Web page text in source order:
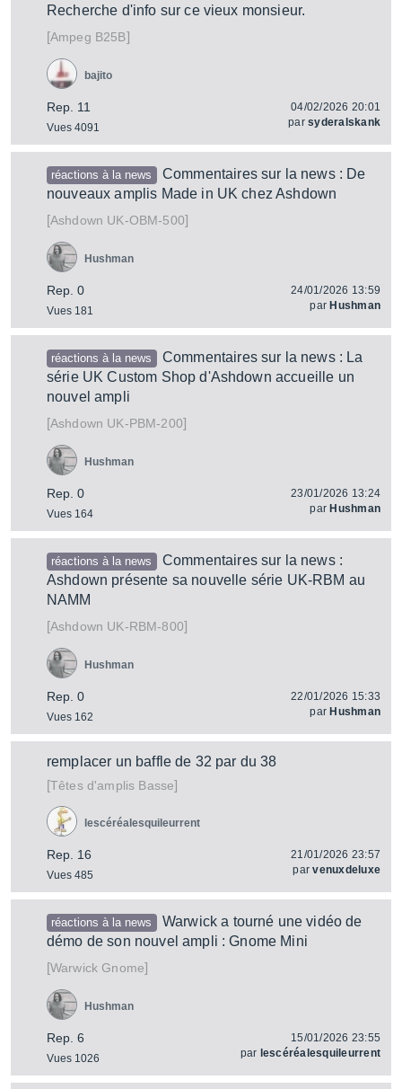
Recherche d'info sur ce vieux monsieur.
[Ampeg B25B]
Rep. 11
Vues 4091
bajito
04/02/2026 20:01
parsyderalskank
réactions à la news
Commentaires sur la news : De
nouveaux amplis Made in UK chez Ashdown
[Ashdown UK-OBM-500]
Rep. 0
Vues 181
Hushman
24/01/2026 13:59
par Hushman
réactions à la news
Commentaires sur la news : La
série UK Custom Shop d'Ashdown accueille un
nouvel ampli
[Ashdown UK-PBM-200]
Rep. 0
Vues 164
Hushman
23/01/2026 13:24
par Hushman
réactions à la news
Commentaires sur la news :
Ashdown présente sa nouvelle série UK-RBM au
NAMM
[Ashdown UK-RBM-800]
Rep. 0
Vues 162
Hushman
22/01/2026 15:33
par Hushman
remplacer un baffle de 32 par du 38
[Têtes d'amplis Basse]
Rep. 16
Vues 485
lescéréalesquileurrent
21/01/2026 23:57
parvenuxdeluxe
réactions à la news
Warwick a tourné une vidéo de
démo de son nouvel ampli : Gnome Mini
[Warwick Gnome]
Rep. 6
Vues 1026
Hushman
15/01/2026 23:55
par lescéréalesquileurrent